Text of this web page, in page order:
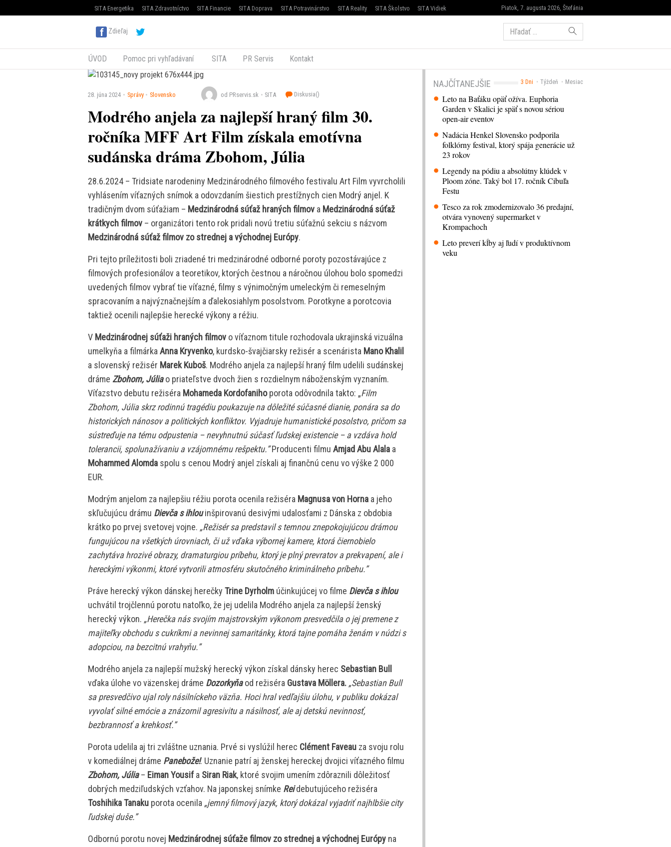
Piatok, 7. augusta 2026, Štefánia
SITA Energetika SITA Zdravotníctvo SITA Financie SITA Doprava SITA Potravinárstvo SITA Reality SITA Školstvo SITA Vidiek
Zdieľaj Hľadať:
ÚVOD Pomoc pri vyhľadávaní SITA PR Servis Kontakt
28. júna 2024 Správy Slovensko od PRservis.sk SITA Diskusia()
Modrého anjela za najlepší hraný film 30.
ročníka MFF Art Film získala emotívna
sudánska dráma Zbohom, Júlia
28.6.2024 – Tridsiate narodeniny Medzinárodného filmového festivalu Art Film vyvrcholili
vyhlásením víťazných snímok a odovzdaním šiestich prestížnych cien Modrý anjel. K
tradičným dvom súťažiam – Medzinárodná súťaž hraných filmov a Medzinárodná súťaž
krátkych filmov – organizátori tento rok pridali novú tretiu súťažnú sekciu s názvom
Medzinárodná súťaž filmov zo strednej a východnej Európy.
Pri tejto príležitosti boli zriadené tri medzinárodné odborné poroty pozostávajúce z
filmových profesionálov a teoretikov, ktorých čestnou a náročnou úlohou bolo spomedzi
uvedených filmov vybrať tie víťazné, filmy s výnimočným umeleckým či remeselným
spracovaním a najvýznačnejším a ďalekosiahlym posolstvom. Porotkyne a porotcovia
taktiež ocenili najlepšie herecké výkony a réžiu.
V Medzinárodnej súťaži hraných filmov o víťaznom titule rozhodovala ukrajinská vizuálna
umelkyňa a filmárkaAnna Kryvenko, kurdsko-švajčiarsky režisér a scenárista Mano Khalil
a slovenský režisér Marek Kuboš. Modrého anjela za najlepší hraný film udelili sudánskej
dráme Zbohom, Júliao priateľstve dvoch žien s rozdielnym náboženským vyznaním.
Víťazstvo debutu režiséra Mohameda Kordofanihoporota odôvodnila takto: „Film
Zbohom, Júlia skrz rodinnú tragédiu poukazuje na dôležité súčasné dianie, ponára sa do
historických nánosov a politických konfliktov. Vyjadruje humanistické posolstvo, pričom sa
sústreďuje na tému odpustenia – nevyhnutnú súčasť ľudskej existencie – a vzdáva hold
tolerancii, spolunažívaniu a vzájomnému rešpektu.”Producenti filmu Amjad Abu Alala a
Mohammed Alomda spolu s cenou Modrý anjel získali aj finančnú cenu vo výške 2 000
EUR.
Modrým anjelom za najlepšiu réžiu porota ocenila režiséra Magnusa von Horna a jeho
skľučujúcu drámu Dievča s ihlouinšpirovanú desivými udalosťami z Dánska z obdobia
krátko po prvej svetovej vojne. „Režisér sa predstavil s temnou znepokojujúcou drámou
fungujúcou na všetkých úrovniach, či už vďaka výbornej kamere, ktorá čiernobielo
zachytáva hrozivé obrazy, dramaturgiou príbehu, ktorý je plný prevratov a prekvapení, ale i
hereckými výkonmi, ktoré vytvorili atmosféru skutočného kriminálneho príbehu.”
Práve herecký výkon dánskej herečky Trine Dyrholm účinkujúcej vo filme Dievča s ihlou
uchvátil trojčlennú porotu natoľko, že jej udelila Modrého anjela za najlepší ženský
herecký výkon. „Herečka nás svojím majstrovským výkonom presvedčila o jej premene z
majiteľky obchodu s cukríkmi a nevinnej samaritánky, ktorá tajne pomáha ženám v núdzi s
adopciou, na bezcitnú vrahyňu.”
Modrého anjela za najlepší mužský herecký výkon získal dánsky herec Sebastian Bull
vďaka úlohe vo väzenskej dráme Dozorkyňaod režiséra Gustava Möllera. „Sebastian Bull
sa presvedčivo ujal roly násilníckeho väzňa. Hoci hral vedľajšiu úlohu, v publiku dokázal
vyvolať silné emócie a znázornil agresivitu a násilnosť, ale aj detskú nevinnosť,
bezbrannosť a krehkosť.”
Porota udelila aj tri zvláštne uznania. Prvé si vyslúžil herec Clément Faveau za svoju rolu
v komediálnej dráme Panebože!. Uznanie patrí aj ženskej hereckej dvojici víťazného filmu
Zbohom, Júlia– Eiman Yousifa Siran Riak, ktoré svojim umením zdôraznili dôležitosť
dobrých medziľudských vzťahov. Na japonskej snímke Reidebutujúceho režiséra
Toshihika Tanaku porota ocenila „jemný filmový jazyk, ktorý dokázal vyjadriť najhlbšie city
ľudskej duše.”
Odbornú porotu novej Medzinárodnej súťaže filmov zo strednej a východnej Európy na
3 Dni Týždeň Mesiac
NAJČÍTANEJŠIE
Leto na Baťáku opäť ožíva. Euphoria
Garden v Skalici je späť s novou sériou
open-air eventov
Nadácia Henkel Slovensko podporila
folklórny festival, ktorý spája generácie už
23 rokov
Legendy na pódiu a absolútny klúdek v
Ploom zóne. Taký bol 17. ročník Cibuľa
Festu
Tesco za rok zmodernizovalo 36 predajní,
otvára vynovený supermarket v
Krompachoch
Leto preverí kĺby aj ľudí v produktívnom
veku